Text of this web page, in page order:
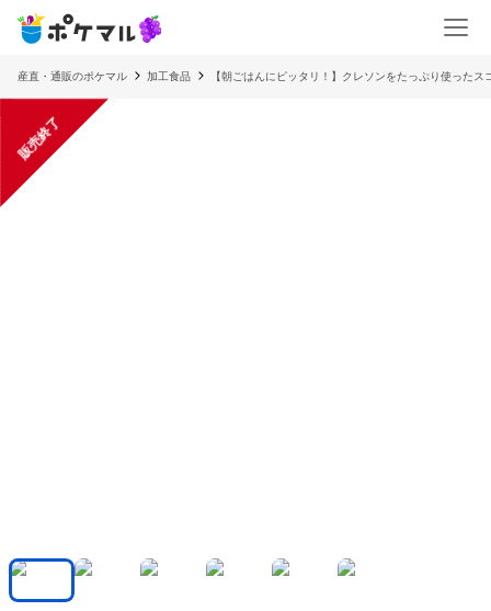
産直・通販のポケマル 加工食品 【朝ごはんにピッタリ！】クレソンをたっぷり使ったス
販売終了